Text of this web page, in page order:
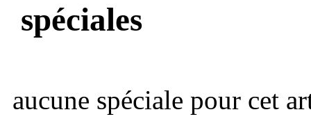
spéciales
aucune spéciale pour cet